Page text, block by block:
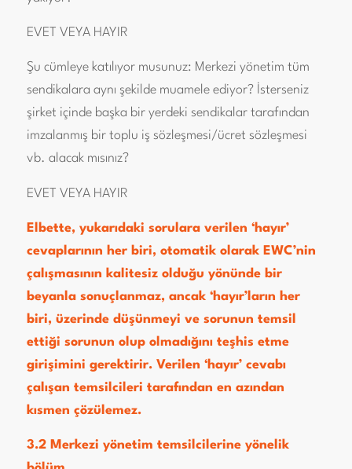
EVET VEYA HAYIR
Şu cümleye katılıyor musunuz: Merkezi yönetim tüm
sendikalara aynı şekilde muamele ediyor? İsterseniz
şirket içinde başka bir yerdeki sendikalar tarafından
imzalanmış bir toplu iş sözleşmesi/ücret sözleşmesi
vb. alacak mısınız?
EVET VEYA HAYIR
Elbette, yukarıdaki sorulara verilen ‘hayır’
cevaplarının her biri, otomatik olarak EWC’nin
çalışmasının kalitesiz olduğu yönünde bir
beyanla sonuçlanmaz, ancak ‘hayır’ların her
biri, üzerinde düşünmeyi ve sorunun temsil
ettiği sorunun olup olmadığını teşhis etme
girişimini gerektirir. Verilen ‘hayır’ cevabı
çalışan temsilcileri tarafından en azından
kısmen çözülemez.
3.2 Merkezi yönetim temsilcilerine yönelik